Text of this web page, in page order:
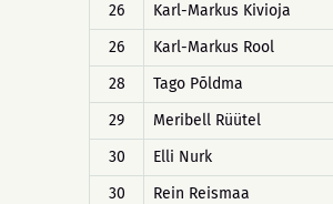
26
Karl-Markus Kivioja
26
Karl-Markus Rool
28
Tago Põldma
29
Meribell Rüütel
30
Elli Nurk
30
Rein Reismaa